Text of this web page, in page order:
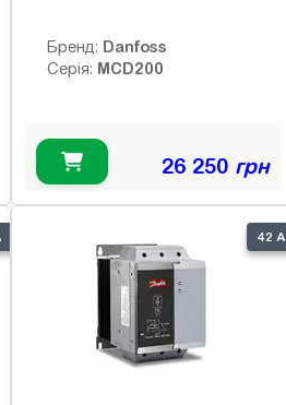
Бренд: Danfoss
Серія: MCD200
26 250 грн
42 А